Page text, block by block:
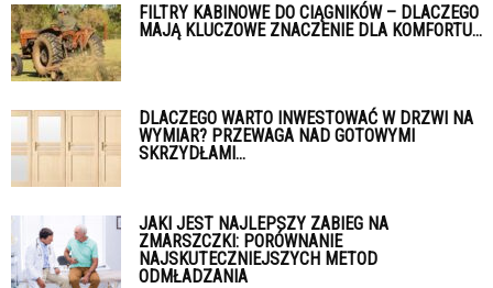
FILTRY KABINOWE DO CIĄGNIKÓW – DLACZEGO
MAJĄ KLUCZOWE ZNACZENIE DLA KOMFORTU...
DLACZEGO WARTO INWESTOWAĆ W DRZWI NA
WYMIAR? PRZEWAGA NAD GOTOWYMI
SKRZYDŁAMI...
JAKI JEST NAJLEPSZY ZABIEG NA
ZMARSZCZKI: PORÓWNANIE
NAJSKUTECZNIEJSZYCH METOD
ODMŁADZANIA